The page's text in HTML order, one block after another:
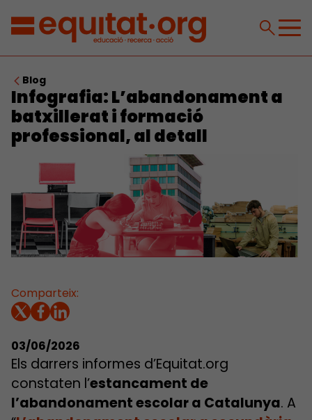
Blog
Infografia: L’abandonament a
batxillerat i formació
professional, al detall
Comparteix:
03/06/2026
Els darrers informes d’Equitat.org
constaten l’estancament de
l’abandonament escolar a Catalunya. A